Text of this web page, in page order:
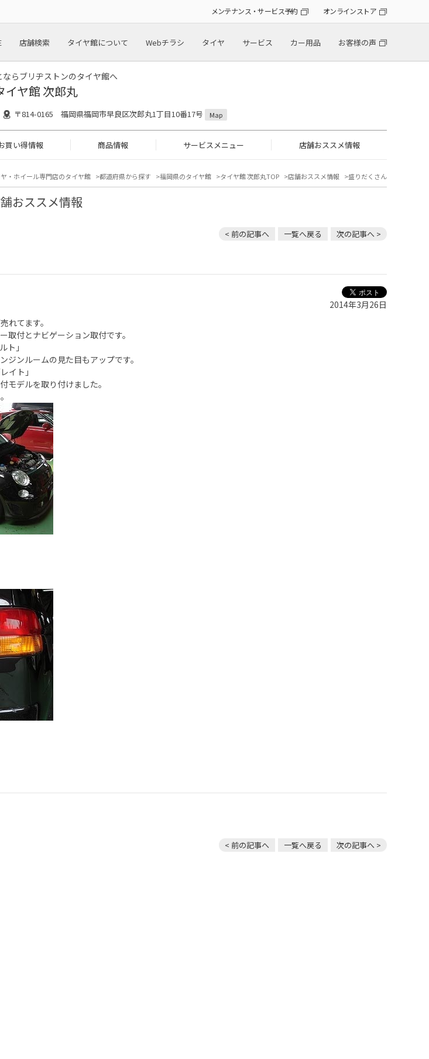
メンテナンス・サービス予約 オンラインストア
店舗検索 タイヤ館について Webチラシ タイヤ サービス カー用品 お客様の声
ならブリヂストンのタイヤ館へ
イヤ館 次郎丸
〒814-0165 福岡県福岡市早良区次郎丸1丁目10番17号 Map
買い得情報 商品情報 サービスメニュー 店舗おススメ情報
・ホイール専門店のタイヤ館 都道府県から探す 福岡県のタイヤ館 タイヤ館 次郎丸TOP 店舗おススメ情報 盛りだくさん
おススメ情報
< 前の記事へ 一覧へ戻る 次の記事へ >
2014年3月26日
れてます。
取付とナビゲーション取付です。
ト」
ジンルームの見た目もアップです。
イト」
モデルを取り付けました。
< 前の記事へ 一覧へ戻る 次の記事へ >